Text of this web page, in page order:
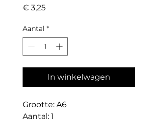
€ 3,25Prijs
Aantal *
In winkelwagen
Grootte: A6
Aantal: 1